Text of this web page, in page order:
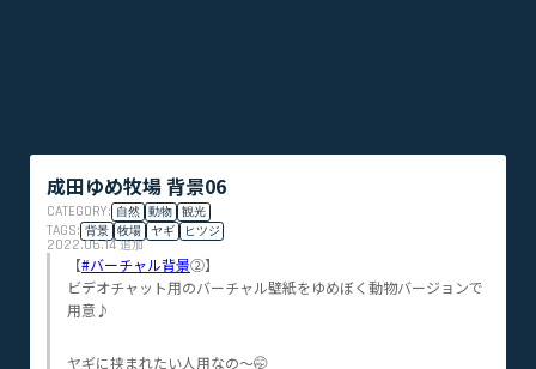
成田ゆめ牧場 背景06
CATEGORY: 自然 動物 観光
TAGS: 背景 牧場 ヤギ ヒツジ
2022.06.14追加
【#バーチャル背景②】
ビデオチャット用のバーチャル壁紙をゆめぼく動物バージョンで
用意♪
ヤギに挟まれたい人用なの〜🤭